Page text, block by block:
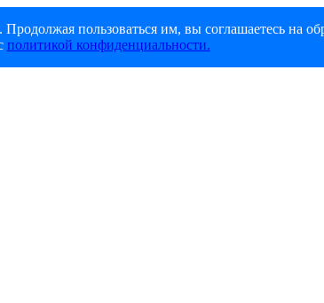
пользоваться им, вы соглашаетесь на
политикой конфиденциальности.